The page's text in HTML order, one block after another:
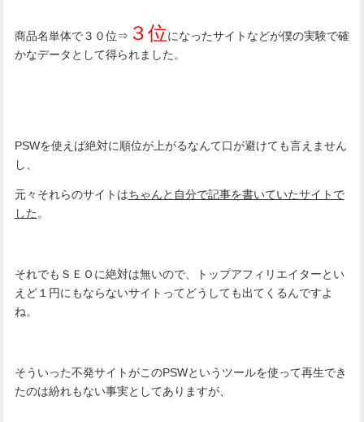
商品名単体で３０位⇒ ３位になったサイトなどが僕の実験で確
かなデータとして得られました。
PSWを使えば絶対に順位が上がるなんて口が避けても言えません
し、
元々それらのサイトはちゃんと自分で記事を書いていたサイトで
した 。
それでもＳＥＯに絶対は無いので、トップアフィリエイターとい
えど１円にもならないサイトってどうしても出てくるんですよ
ね。
そういった不発サイトがこのPSWというツールを使って再生でき
たのは紛れもない事実としてありますが、